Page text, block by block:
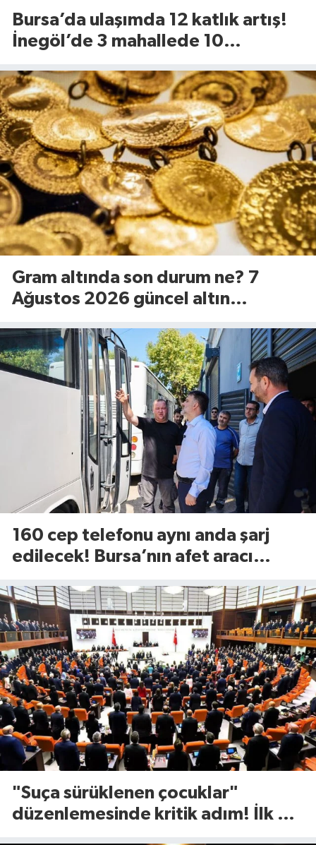
Bursa’da ulaşımda 12 katlık artış!
İnegöl’de 3 mahallede 10
Gram altında son durum ne? 7
Ağustos 2026 güncel altın
160 cep telefonu aynı anda şarj
edilecek! Bursa’nın afet aracı
"Suça sürüklenen çocuklar"
düzenlemesinde kritik adım! İlk 2